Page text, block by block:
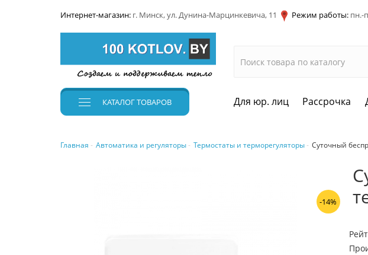
Интернет-магазин: г. Минск, ул. Дунина-Марцинкевича, 11 Режим работы: пн.-
КАТАЛОГТОВАРОВ Для юр. лиц Рассрочка
Главная Автоматика и регуляторы Термостаты и терморегуляторы Суточный
-14%